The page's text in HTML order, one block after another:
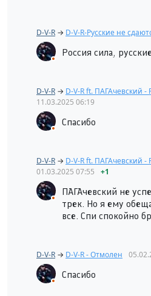
D-V-R → D-V-R-Русские не
Россия сила,
D-V-R → D-V-R ft. ПАГАчевский -
11.03.2025 06:19
Спасибо
D-V-R → D-V-R ft. ПАГАчевский -
01.03.2025 07:55 +1
ПАГАчевский не
трек. Но я ему
все. Спи спокойно
D-V-R → D-V-R - Отмолен
Спасибо